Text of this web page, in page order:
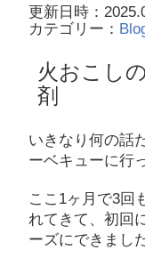
更新日時：
カテゴリー：
火おこし
剤
いきなり何の話
ーベキューに行
ここ1ヶ月で3回
れてきて、初回
ーズにできまし